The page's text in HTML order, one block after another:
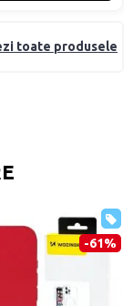
toate produsele
-61%